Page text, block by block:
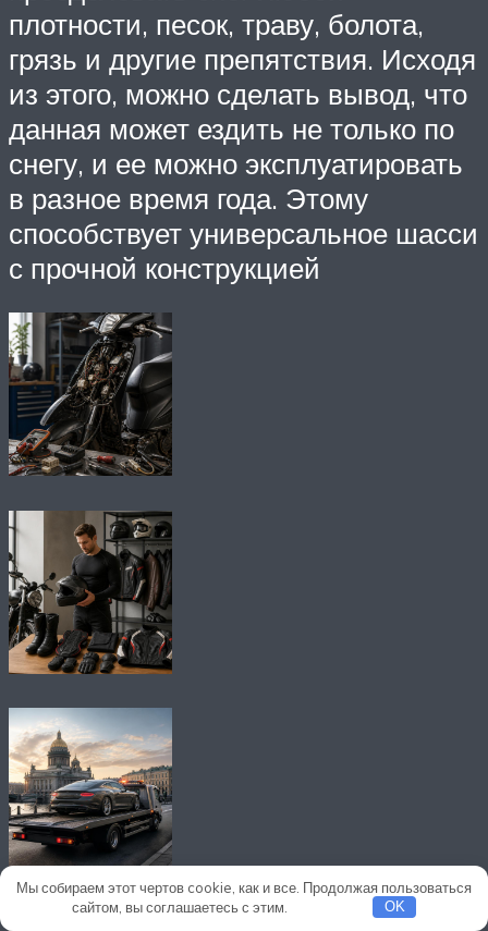
плотности, песок, траву, болота,
грязь и другие препятствия. Исходя
из этого, можно сделать вывод, что
данная может ездить не только по
снегу, и ее можно эксплуатировать
в разное время года. Этому
способствует универсальное шасси
с прочной конструкцией
Мы собираем этот чертов cookie, как и все. Продолжая пользоваться
сайтом, вы соглашаетесь с этим.
OK